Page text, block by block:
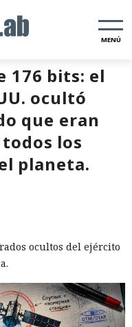
MENÚ
176 bits: el
ocultó
que eran
los
planeta.
ocultos del ejército